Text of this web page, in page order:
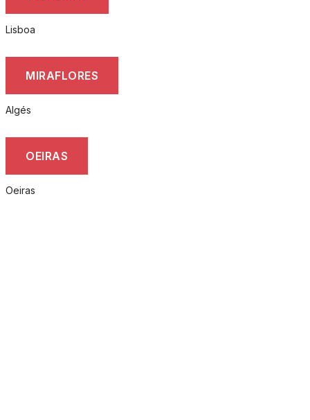
Lisboa
MIRAFLORES
Algés
OEIRAS
Oeiras